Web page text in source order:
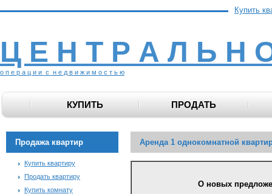
Купить
Ц Е Н Т Р А Л Ь Н
о п е р а ц и и с н е д в и ж и м о с т ь ю
КУПИТЬ ПРОДАТЬ
Продажа квартир
Купить квартиру
Продать квартиру
Купить комнату
Аренда 1 однокомнатной
О новых